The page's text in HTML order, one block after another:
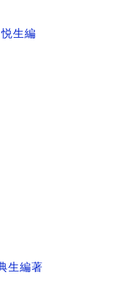
生編
生編著